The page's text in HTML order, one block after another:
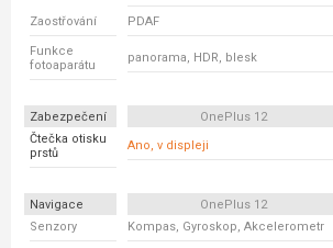
Zaostřování PDAF
Funkce
fotoaparátu
panorama, HDR, blesk
Zabezpečení OnePlus 12
Čtečka otisku
prstů
Ano, v displeji
Navigace OnePlus 12
Senzory
Kompas, Gyroskop, Akcelerometr